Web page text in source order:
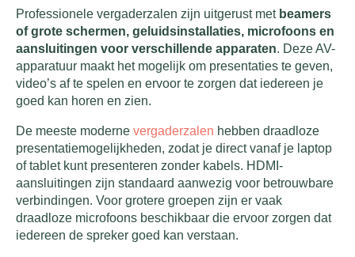
Professionele vergaderzalen zijn uitgerust met beamers
of grote schermen, geluidsinstallaties, microfoons en
aansluitingen voor verschillende apparaten. Deze AV-
apparatuur maakt het mogelijk om presentaties te geven,
video’s af te spelen en ervoor te zorgen dat iedereen je
goed kan horen en zien.
De meeste moderne vergaderzalen hebben draadloze
presentatiemogelijkheden, zodat je direct vanaf je laptop
of tablet kunt presenteren zonder kabels. HDMI-
aansluitingen zijn standaard aanwezig voor betrouwbare
verbindingen. Voor grotere groepen zijn er vaak
draadloze microfoons beschikbaar die ervoor zorgen dat
iedereen de spreker goed kan verstaan.